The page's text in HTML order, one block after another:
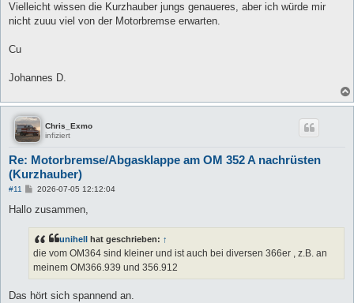
Vielleicht wissen die Kurzhauber jungs genaueres, aber ich würde mir
nicht zuuu viel von der Motorbremse erwarten.
Cu
Johannes D.
Chris_Exmo
infiziert
Re: Motorbremse/Abgasklappe am OM 352 A nachrüsten
(Kurzhauber)
#11
B
i
r
a
g
2026-07-05 12:12:04
Hallo zusammen,
unihell hat geschrieben: ↑
die vom OM364 sind kleiner und ist auch bei diversen 366er , z.B. an
meinem OM366.939 und 356.912
Das hört sich spannend an.